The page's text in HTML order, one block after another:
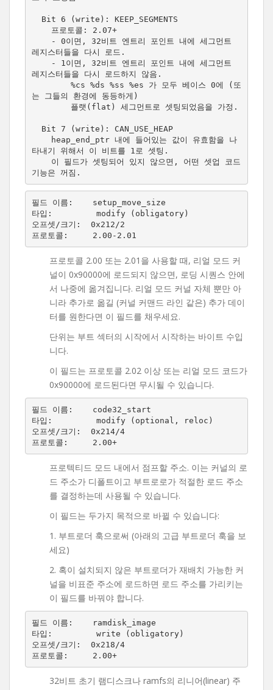
레지스터들을 다시 로드.
레지스터들을 다시 로드하지 않음.
는 그들의 환경에 동등하게)
타내기 위해서 이 비트를 1로 셋팅.
기능은 꺼짐.
필드 이름:    setup_move_size
타입:         modify (obligatory)
오프셋/크기:  0x212/2
프로토콜 2.00 또는 2.01을 사용할 때, 리얼 모드 커
널이 0x90000에 로드되지 않으면, 로딩 시퀀스 안에
서 나중에 옮겨집니다. 리얼 모드 커널 자체 뿐만 아
니라 추가로 옮길 (커널 커맨드 라인 같은) 추가 데이
터를 원한다면 이 필드를 채우세요.
단위는 부트 섹터의 시작에서 시작하는 바이트 수입
니다.
이 필드는 프로토콜 2.02 이상 또는 리얼 모드 코드가
0x90000에 로드된다면 무시될 수 있습니다.
필드 이름:    code32_start
타입:         modify (optional, reloc)
오프셋/크기:  0x214/4
프로토콜:     2.00+
프로텍티드 모드 내에서 점프할 주소. 이는 커널의 로
드 주소가 디폴트이고 부트로로가 적절한 로드 주소
를 결정하는데 사용될 수 있습니다.
이 필드는 두가지 목적으로 바뀔 수 있습니다:
1. 부트로더 훅으로써 (아래의 고급 부트로더 훅을 보
세요)
2. 혹이 설치되지 않은 부트로더가 재배치 가능한 커
널을 비표준 주소에 로드하면 로드 주소를 가리키는
이 필드를 바꿔야 합니다.
필드 이름:    ramdisk_image
타입:         write (obligatory)
오프셋/크기:  0x218/4
프로토콜:     2.00+
32비트 초기 램디스크나 ramfs의 리니어(linear) 주